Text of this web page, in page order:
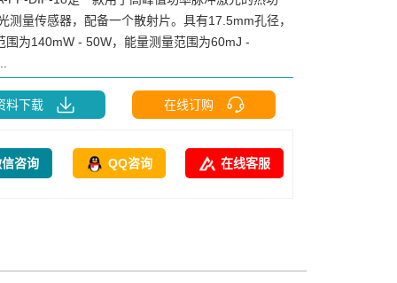
测量传感器，配备一个散射片。具有17.5mm孔径，
围为140mW - 50W，能量测量范围为60mJ -
料下载 在线订购
咨询 QQ咨询 在线客服